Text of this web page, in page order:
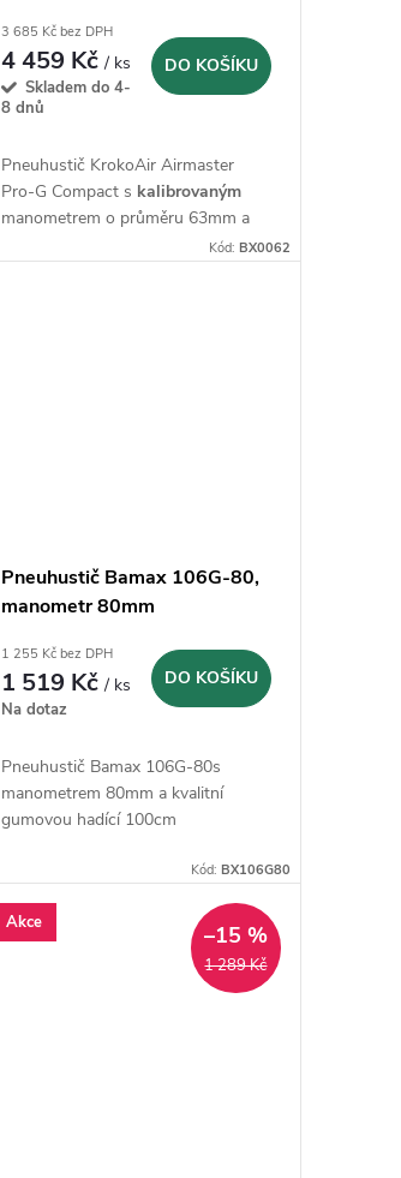
3 685 Kč bez DPH
4 459 Kč/ ks
Skladem do 4-
8 dnů
DO KOŠÍKU
Pneuhustič KrokoAir Airmaster
Pro-G Compact s kalibrovaným
manometrem o průměru 63mm a
hadičkou s pákovým uzávěrem
Kód: BX0062
Pneuhustič Bamax 106G-80,
manometr 80mm
1 255 Kč bez DPH
1 519 Kč/ ks
Na dotaz
DO KOŠÍKU
Pneuhustič Bamax 106G-80s
manometrem 80mm a kvalitní
gumovou hadící 100cm
Kód: BX106G80
Akce
1 289 Kč
–15 %